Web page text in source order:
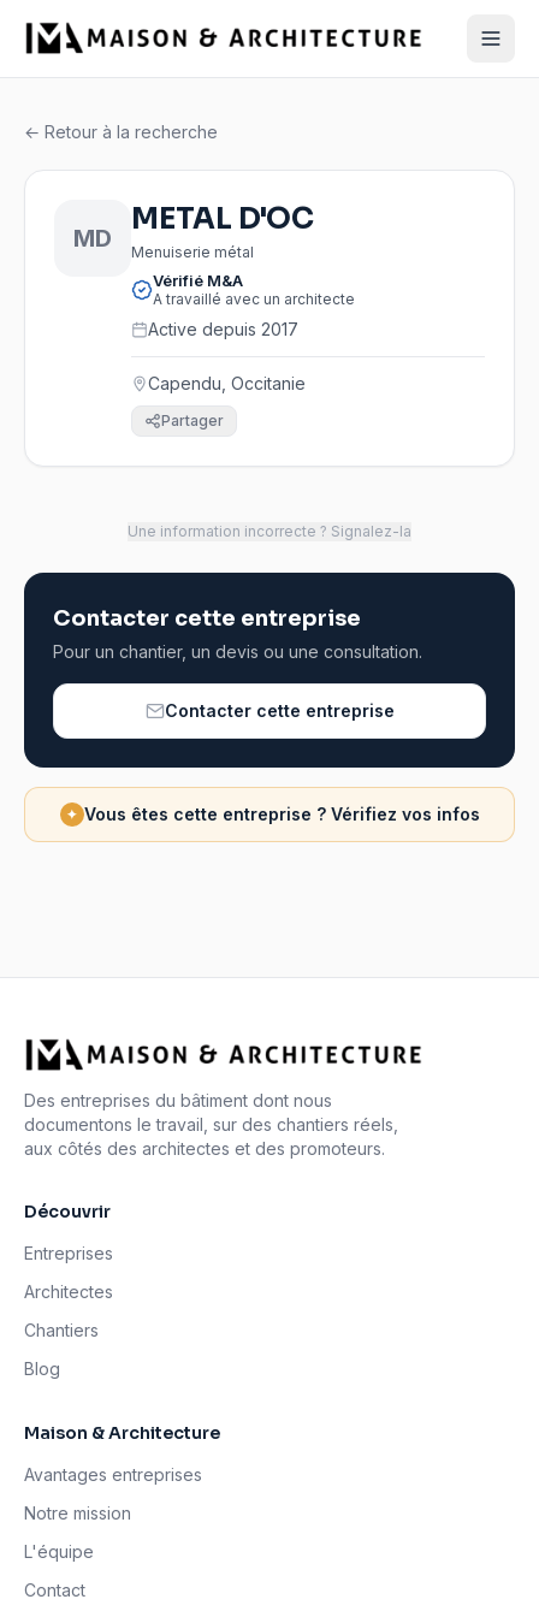
← Retour à la recherche
MD
METAL D'OC
Menuiserie métal
Vérifié M&A
A travaillé avec un architecte
Active depuis 2017
Capendu, Occitanie
Partager
Une information incorrecte ? Signalez-la
Contacter cette entreprise
Pour un chantier, un devis ou une consultation.
Contacter cette entreprise
✦ Vous êtes cette entreprise ? Vérifiez vos infos
Des entreprises du bâtiment dont nous
documentons le travail, sur des chantiers réels,
aux côtés des architectes et des promoteurs.
Découvrir
Entreprises
Architectes
Chantiers
Blog
Maison & Architecture
Avantages entreprises
Notre mission
L'équipe
Contact